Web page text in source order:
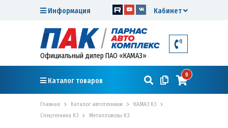
Кабинет
Информация
Официальный дилер ПАО «КАМАЗ»
Каталог товаров
0
Главная Каталог автотехники
КАМАЗ К3
Спецтехника К3
Металловозы К3